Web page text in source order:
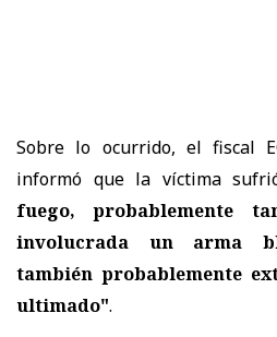
Sobre lo ocurrido, el fiscal
informó que la víctima
fuego, probablemente
involucrada un arma
también probablemente
ultimado".